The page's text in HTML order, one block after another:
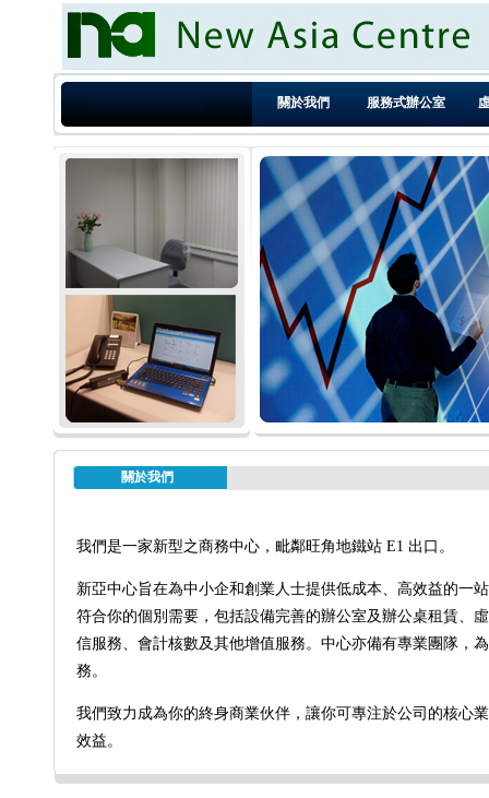
關於我們 服務式辦公室
香港虛擬辦公室|旺
服務 - New Asia
新亞中心是一家鄰近香
們提供低成本、高效益
室、設備完善的辦公室
裹及收信服務、會計核
info@newasiac.com。
Business Centre Mong Kok
關於我們
我們是一家新型之商務中心，毗鄰旺角地鐵站 E1 出口。
新亞中心旨在為中小企和創業人士提供低成本、高效益的一
符合你的個別需要，包括設備完善的辦公室及辦公桌租賃、
信服務、會計核數及其他增值服務。中心亦備有專業團隊，
務。
我們致力成為你的終身商業伙伴，讓你可專注於公司的核心
效益。